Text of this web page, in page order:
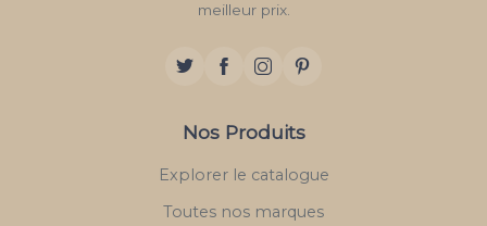
meilleur prix.
Nos Produits
Explorer le catalogue
Toutes nos marques